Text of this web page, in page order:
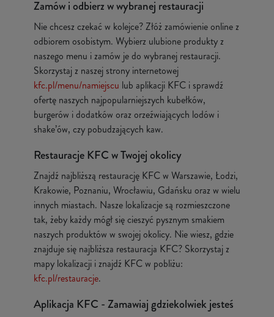
Zamów i odbierz w wybranej restauracji
Nie chcesz czekać w kolejce? Złóż zamówienie online z
odbiorem osobistym. Wybierz ulubione produkty z
naszego menu i zamów je do wybranej restauracji.
Skorzystaj z naszej strony internetowej
kfc.pl/menu/namiejscu lub aplikacji KFC i sprawdź
ofertę naszych najpopularniejszych kubełków,
burgerów i dodatków oraz orzeźwiających lodów i
shake’ów, czy pobudzających kaw.
Restauracje KFC w Twojej okolicy
Znajdź najbliższą restaurację KFC w Warszawie, Łodzi,
Krakowie, Poznaniu, Wrocławiu, Gdańsku oraz w wielu
innych miastach. Nasze lokalizacje są rozmieszczone
tak, żeby każdy mógł się cieszyć pysznym smakiem
naszych produktów w swojej okolicy. Nie wiesz, gdzie
znajduje się najbliższa restauracja KFC? Skorzystaj z
mapy lokalizacji i znajdź KFC w pobliżu:
kfc.pl/restauracje.
Aplikacja KFC - Zamawiaj gdziekolwiek jesteś